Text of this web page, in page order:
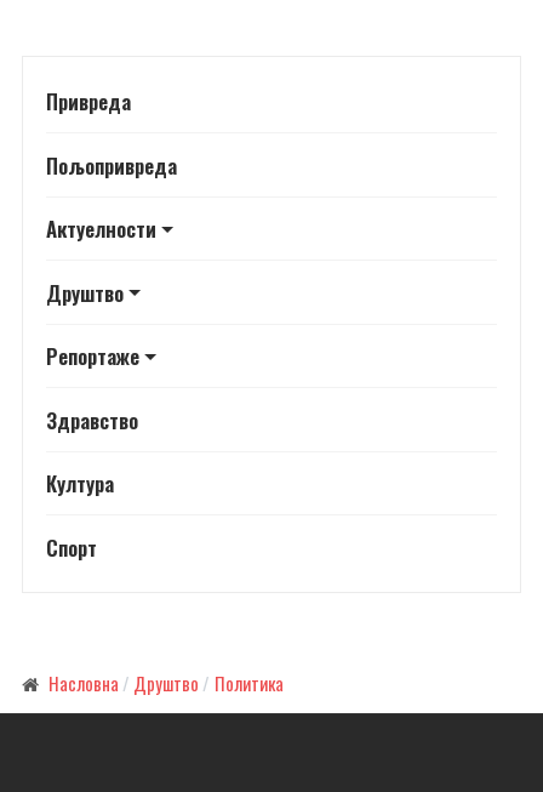
Привреда
Пољопривреда
Актуелности
Друштво
Репортаже
Здравство
Култура
Спорт
Насловна Друштво Политика